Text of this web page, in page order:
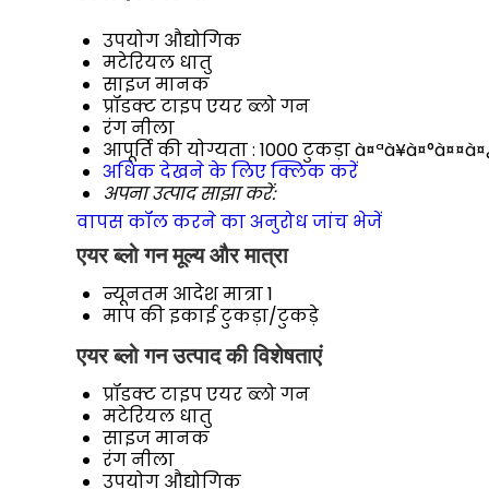
उपयोग औद्योगिक
मटेरियल धातु
साइजमानक
प्रॉडक्ट टाइपएयर ब्लो गन
रंगनीला
आपूर्ति की योग्यता : 1000 टुकड़ा
अधिक देखने के लिए क्लिक करें
अपना उत्पाद साझा करें:
वापस कॉल करने का अनुरोधजांच भेजें
एयर ब्लो गन मूल्य और मात्रा
न्यूनतम आदेश मात्रा1
माप की इकाईटुकड़ा/टुकड़े
एयर ब्लो गन उत्पाद की विशेषताएं
प्रॉडक्ट टाइपएयर ब्लो गन
मटेरियल धातु
साइजमानक
रंगनीला
उपयोग औद्योगिक